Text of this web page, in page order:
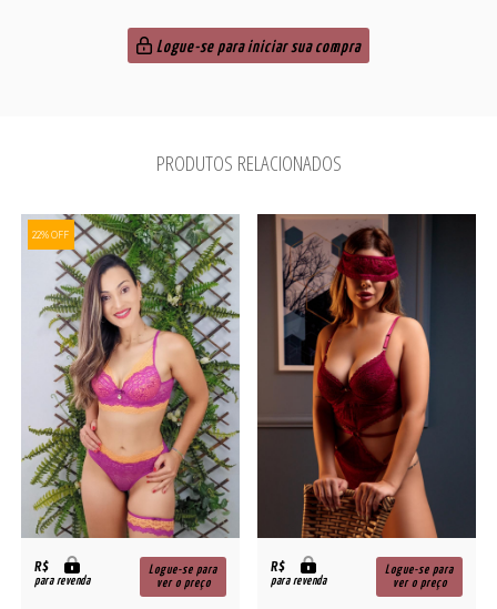
Logue-se para iniciar sua compra
PRODUTOS RELACIONADOS
22% OFF
R$
para revenda
Logue-se para
ver o preço
R$
para revenda
Logue-se para
ver o preço